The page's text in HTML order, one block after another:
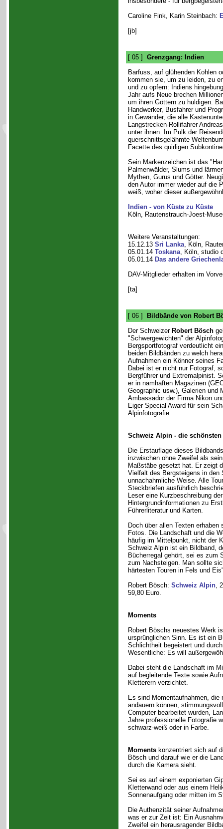
Caroline Fink, Karin Steinbach:
[jb]
[ 05 ] Grenzgang: Indien
Barfuss, auf glühenden Kohlen
kommen sie, um zu leiden, zu
und zu opfern: Indiens
Jahr aufs Neue brechen
um ihren Göttern zu huldigen.
Handwerker, Busfahrer und
in Gewänder, die alle
Langstrecken-Rollifahrer
unter ihnen. Im Pulk der
querschnittsgelähmte
Facette des quirligen
Sein Markenzeichen ist das
Palmenwälder, Slums und
Mythen, Gurus und Götter.
den Autor immer wieder auf die
weiß, woher dieser
Indien - von Küste zu Küste
Köln, Rautenstrauch-Joest-
Weitere Veranstaltungen:
15.12.13 Sri Lanka, Köln,
05.01.14 Toskana, Köln, studio
05.01.14 Das andere
DAV-Mitglieder erhalten im
[ta]
[ 06 ]
Bildbände von Robert
Der Schweizer Robert Bösch
"Schwergewichten" der
Bergsportfotograf verdeutlicht
beiden Bildbänden zu welch
Aufnahmen ein Könner seines
Dabei ist er nicht nur Fotograf,
Bergführer und Extremalpinist.
er in namhaften Magazinen
Geographic usw.), Galerien und
Ambassador der Firma Nikon
Eiger Special Award für sein
Alpinfotografie.
Schweiz Alpin - die
Die Erstauflage dieses
inzwischen ohne Zweifel als
Maßstäbe gesetzt hat. Er zeigt
Vielfalt des Bergsteigens in den
unnachahmliche Weise. Alle
Steckbriefen ausführlich
Leser eine Kurzbeschreibung
Hintergrundinformationen zu
Führerliteratur und Karten.
Doch über allen Texten
Fotos. Die Landschaft und die
häufig im Mittelpunkt, nicht der
Schweiz Alpin ist ein Bildband,
Bücherregal gehört, sei es zum
zum Nachsteigen. Man sollte
härtesten Touren in Fels und
Robert Bösch: Schweiz Alpin,
59,80 Euro.
Moments
Robert Böschs neuestes Werk
ursprünglichen Sinn. Es ist ein
Schlichtheit begeistert und
Wesentliche: Es will
Dabei steht die Landschaft im
auf begleitende Texte sowie
Kletterern verzichtet.
Es sind Momentaufnahmen, die
andauern können,
Computer bearbeitet wurden,
Jahre professionelle Fotografie
schwarz-weiß oder in Farbe.
Momentskonzentriert sich auf
Bösch und darauf wie er die
durch die Kamera sieht.
Sei es auf einem exponierten
Kletterwand oder aus einem
Sonnenaufgang oder mitten im
Die Authenzität seiner
was er zur Zeit ist: Ein
Zweifel ein herausragender